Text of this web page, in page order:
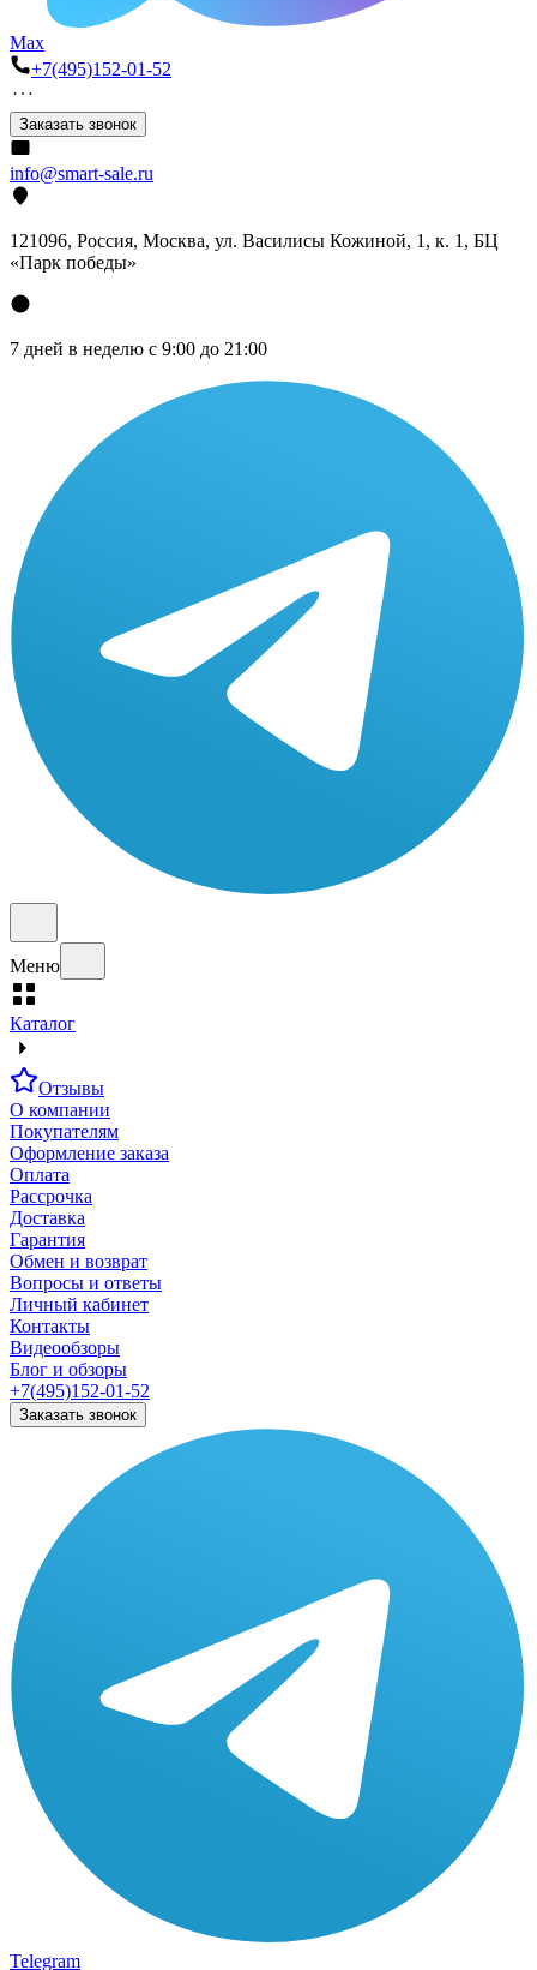
Max
+7(495)152-01-52
Заказать звонок
info@smart-sale.ru
121096, Россия, Москва, ул. Василисы Кожиной, 1, к. 1, БЦ
«Парк победы»
7 дней в неделю с 9:00 до 21:00
Меню
Каталог
Отзывы
О компании
Покупателям
Оформление заказа
Оплата
Рассрочка
Доставка
Гарантия
Обмен и возврат
Вопросы и ответы
Личный кабинет
Контакты
Видеообзоры
Блог и обзоры
+7(495)152-01-52
Заказать звонок
Telegram